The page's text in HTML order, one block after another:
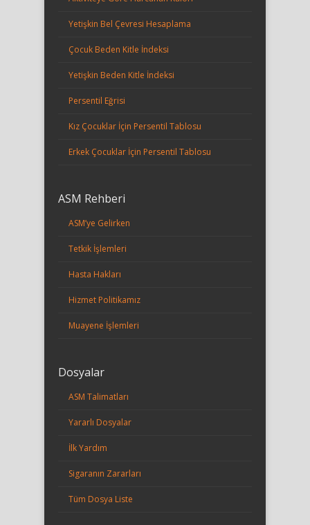
Yetişkin Bel Çevresi Hesaplama
Çocuk Beden Kitle İndeksi
Yetişkin Beden Kitle İndeksi
Persentil Eğrisi
Kız Çocuklar İçin Persentil Tablosu
Erkek Çocuklar İçin Persentil Tablosu
ASM Rehberi
ASM’ye Gelirken
Tetkik İşlemleri
Hasta Hakları
Hizmet Politikamız
Muayene İşlemleri
Dosyalar
ASM Talimatları
Yararlı Dosyalar
İlk Yardım
Sigaranın Zararları
Tüm Dosya Liste